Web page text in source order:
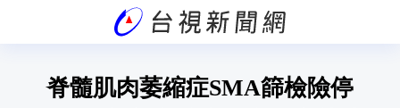
脊髓肌肉萎縮症SMA篩檢險停